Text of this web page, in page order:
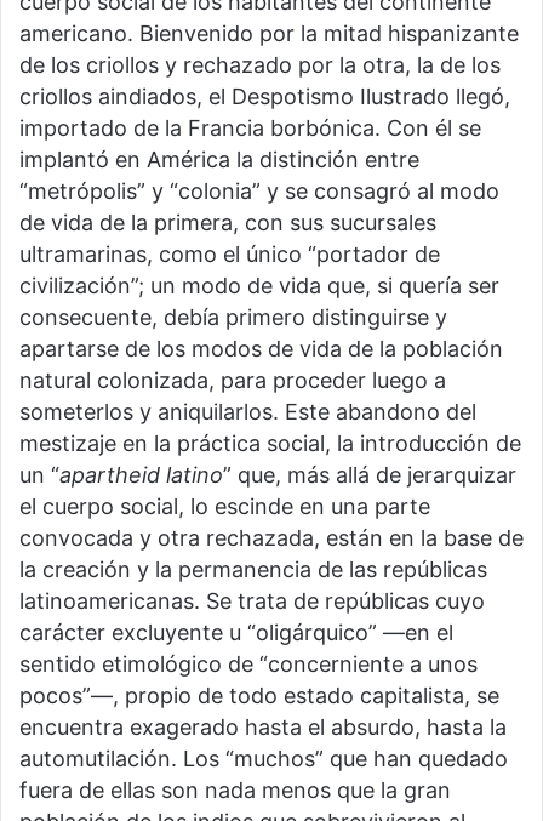
americano. Bienvenido por la mitad hispanizante
de los criollos y rechazado por la otra, la de los
criollos aindiados, el Despotismo Ilustrado llegó,
importado de la Francia borbónica. Con él se
implantó en América la distinción entre
“metrópolis” y “colonia” y se consagró al modo
de vida de la primera, con sus sucursales
ultramarinas, como el único “portador de
civilización”; un modo de vida que, si quería ser
consecuente, debía primero distinguirse y
apartarse de los modos de vida de la población
natural colonizada, para proceder luego a
someterlos y aniquilarlos. Este abandono del
mestizaje en la práctica social, la introducción de
un “apartheid latino” que, más allá de jerarquizar
el cuerpo social, lo escinde en una parte
convocada y otra rechazada, están en la base de
la creación y la permanencia de las repúblicas
latinoamericanas. Se trata de repúblicas cuyo
carácter excluyente u “oligárquico” —en el
sentido etimológico de “concerniente a unos
pocos”—, propio de todo estado capitalista, se
encuentra exagerado hasta el absurdo, hasta la
automutilación. Los “muchos” que han quedado
fuera de ellas son nada menos que la gran